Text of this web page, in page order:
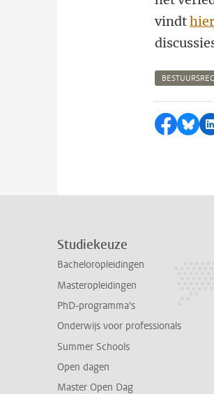
vindthier
Delen
Studiekeuze
Bacheloropleidingen
Masteropleidingen
PhD-programma's
Onderwijs voor professionals
Summer Schools
Open dagen
Master Open Dag